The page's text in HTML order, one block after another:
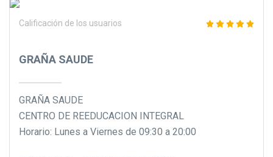
Calificación de los usuarios
GRAÑA SAUDE
GRAÑA SAUDE
CENTRO DE REEDUCACION INTEGRAL
Horario: Lunes a Viernes de 09:30 a 20:00